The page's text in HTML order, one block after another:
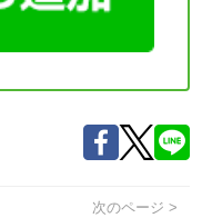
次のページ >